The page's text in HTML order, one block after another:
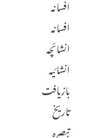
افسانہ
انشائچہ
انشائیہ
بازیافت
تاریخ
تبصرہ